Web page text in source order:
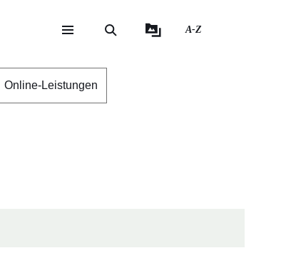
A-Z
Online-Leistungen